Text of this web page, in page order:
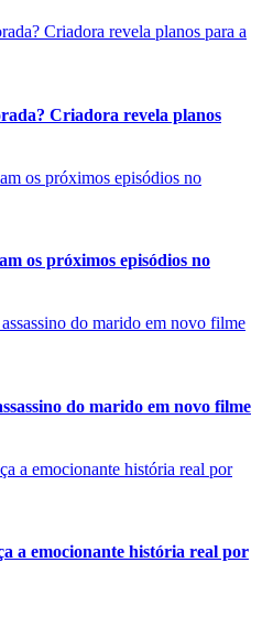
Criadora revela planos
os próximos episódios no
do marido em novo filme
a emocionante história real por